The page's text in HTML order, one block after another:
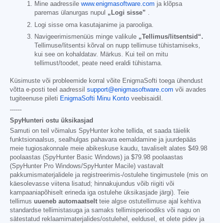
Mine aadressile www.enigmasoftware.com ja klõpsa
paremas ülanurgas nupul „Logi sisse” .
Logi sisse oma kasutajanime ja parooliga.
Navigeerimismenüüs minge valikule „Tellimus/litsentsid“.
Tellimuse/litsentsi kõrval on nupp tellimuse tühistamiseks,
kui see on kohaldatav. Märkus. Kui teil on mitu
tellimust/toodet, peate need eraldi tühistama.
Küsimuste või probleemide korral võite EnigmaSofti toega ühendust
võtta e-posti teel aadressil support@enigmasoftware.com või avades
tugiteenuse pileti EnigmaSofti Minu Konto veebisaidil.
------
SpyHunteri ostu üksikasjad
Samuti on teil võimalus SpyHunter kohe tellida, et saada täielik
funktsionaalsus, sealhulgas pahavara eemaldamine ja juurdepääs
meie tugiosakonnale meie abikeskuse kaudu, tavaliselt alates $49.98
poolaastas (SpyHunter Basic Windows) ja $79.98 poolaastas
(SpyHunter Pro Windows/SpyHunter Macile) vastavalt
pakkumismaterjalidele ja registreerimis-/ostulehe tingimustele (mis on
käesolevasse viitena lisatud; hinnakujundus võib riigiti või
kampaaniapõhiselt erineda iga ostulehe üksikasjade järgi). Teie
tellimus uueneb automaatselt teie algse ostutellimuse ajal kehtiva
standardse tellimistasuga ja samaks tellimisperioodiks või nagu on
sätestatud reklaamimaterjalides/ostulehel, eeldusel, et olete pidev ja